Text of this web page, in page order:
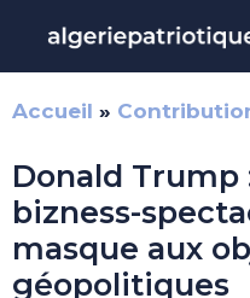
contenu
Accueil »
Donald Trump
bizness-
masque aux
géopolitiques